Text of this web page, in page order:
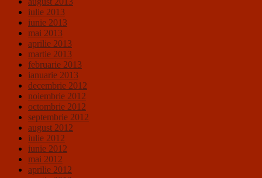
iulie 2013
iunie 2013
mai 2013
aprilie 2013
martie 2013
februarie 2013
ianuarie 2013
decembrie 2012
noiembrie 2012
octombrie 2012
septembrie 2012
august 2012
iulie 2012
iunie 2012
mai 2012
aprilie 2012